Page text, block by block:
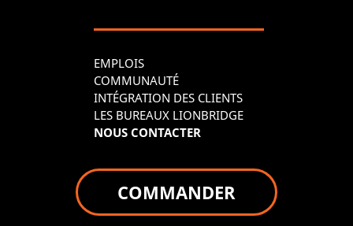
EMPLOIS
COMMUNAUTÉ
INTÉGRATION DES CLIENTS
LES BUREAUX LIONBRIDGE
NOUS CONTACTER
COMMANDER